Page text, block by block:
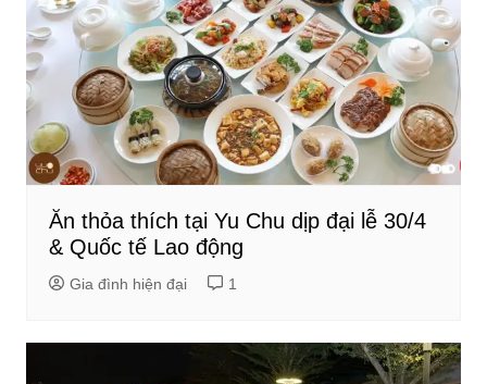
Ăn thỏa thích tại Yu Chu dịp đại lễ 30/4
& Quốc tế Lao động
Gia đình hiện đại 1